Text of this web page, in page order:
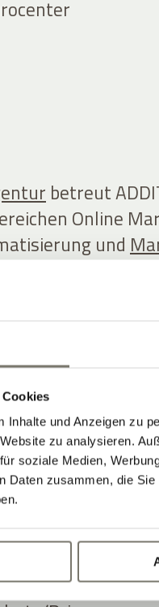
Inhalte und Anzeigen zu
zu analysieren.
soziale Medien,
Daten zusammen, die
betreut
Online
und
how in der
insbesondere
Automation
Newsletter
sowie
Software- und
und
dazu